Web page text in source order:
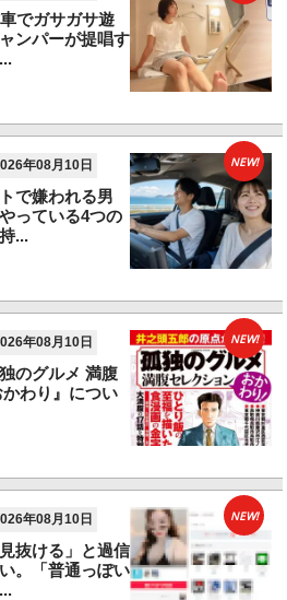
でガサガサ遊
ンパーが提唱す
年08月10日
で嫌われる男
っている4つの
...
NEW!
年08月10日
のグルメ 満腹
わり』につい
NEW!
年08月10日
抜ける」と過信
。「普通っぽい
NEW!